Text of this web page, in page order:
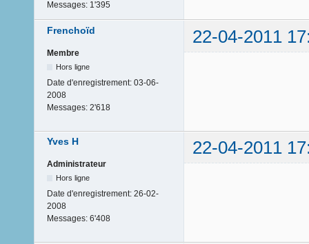
Messages: 1'395
Frenchoïd 22-04-2011
Membre
Hors ligne
Date d'enregistrement: 03-06-
2008
Messages: 2'618
Yves H 22-04-2011
Administrateur
Hors ligne
Date d'enregistrement: 26-02-
2008
Messages: 6'408